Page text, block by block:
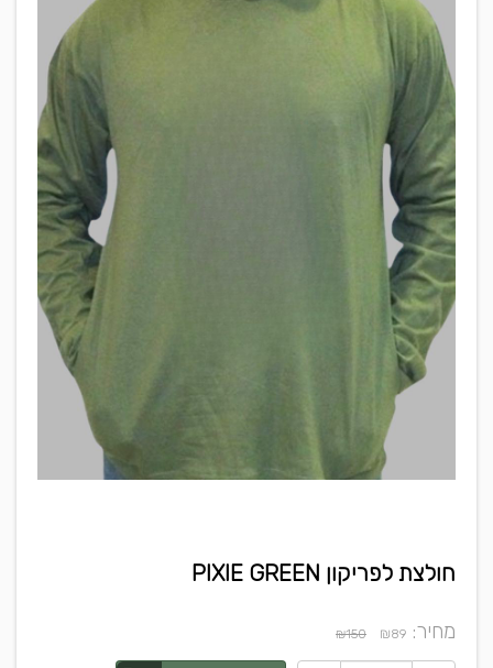
חולצת לפריקון PIXIE GREEN
מחיר: ₪89
₪150